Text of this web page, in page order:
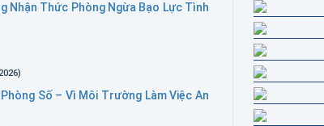
Nhận Thức Phòng Ngừa Bạo Lực Tình
Số – Vì Môi Trường Làm Việc An